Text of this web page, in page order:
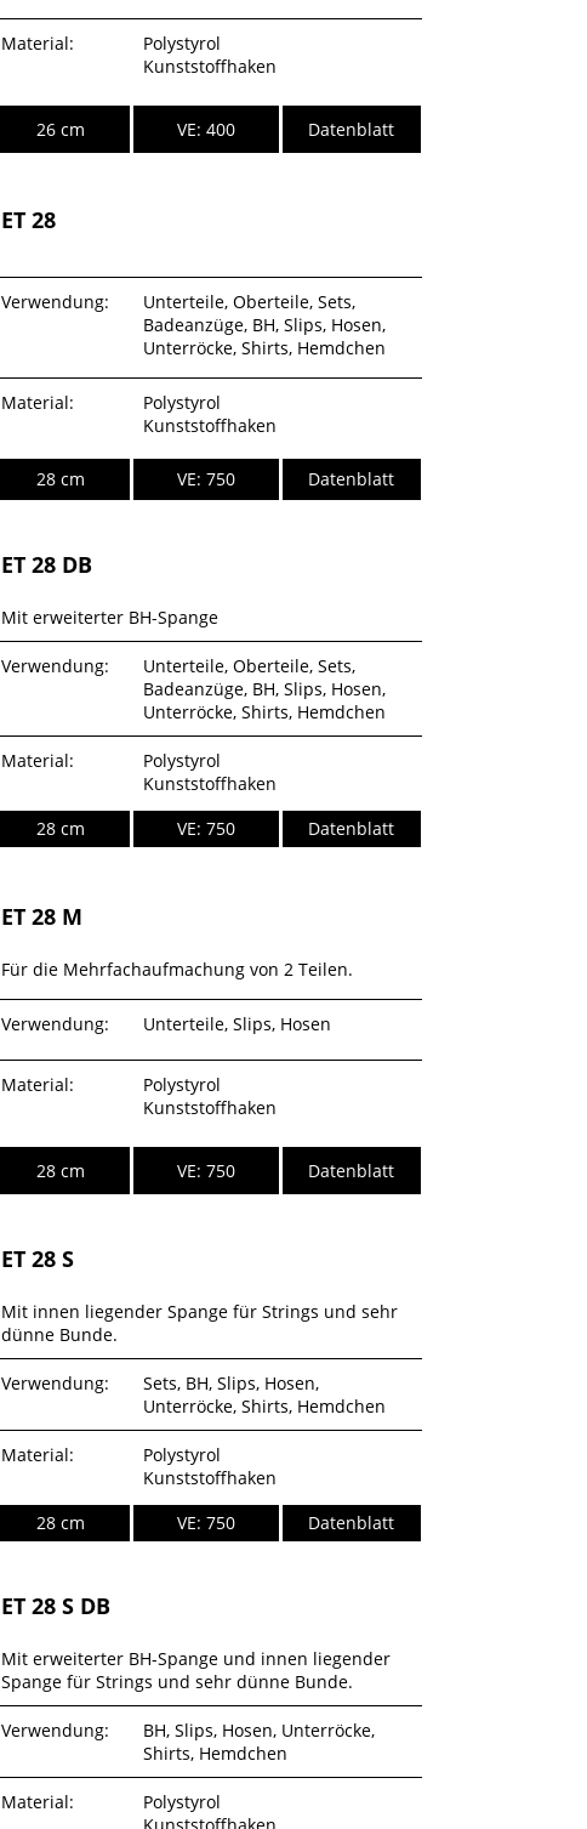
Material:
Polystyrol
Kunststoffhaken
26 cm VE: 400 Datenblatt
ET 28
Verwendung:
Unterteile, Oberteile, Sets,
Badeanzüge, BH, Slips, Hosen,
Unterröcke, Shirts, Hemdchen
Material:
Polystyrol
Kunststoffhaken
28 cm VE: 750 Datenblatt
ET 28 DB
Mit erweiterter BH-Spange
Verwendung:
Unterteile, Oberteile, Sets,
Badeanzüge, BH, Slips, Hosen,
Unterröcke, Shirts, Hemdchen
Material:
Polystyrol
Kunststoffhaken
28 cm
VE: 750 Datenblatt
ET 28 M
Für die Mehrfachaufmachung von 2 Teilen.
Verwendung: Unterteile, Slips, Hosen
Material:
Polystyrol
Kunststoffhaken
28 cm VE: 750 Datenblatt
ET 28 S
Mit innen liegender Spange für Strings und sehr
dünne Bunde.
Verwendung:
Sets, BH, Slips, Hosen,
Unterröcke, Shirts, Hemdchen
Material:
Polystyrol
Kunststoffhaken
28 cm
VE: 750 Datenblatt
ET 28 S DB
Mit erweiterter BH-Spange und innen liegender
Spange für Strings und sehr dünne Bunde.
Verwendung:
BH, Slips, Hosen, Unterröcke,
Shirts, Hemdchen
Material:
Polystyrol